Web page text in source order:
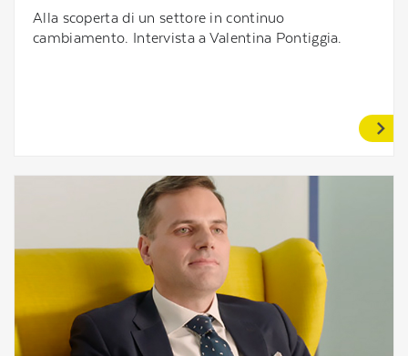
Alla scoperta di un settore in continuo
cambiamento. Intervista a Valentina Pontiggia.